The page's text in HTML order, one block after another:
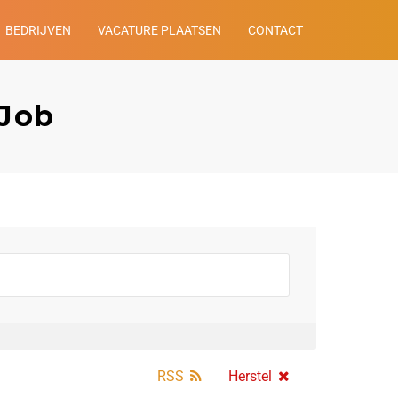
BEDRIJVEN VACATURE PLAATSEN CONTACT
Herstel
RSS